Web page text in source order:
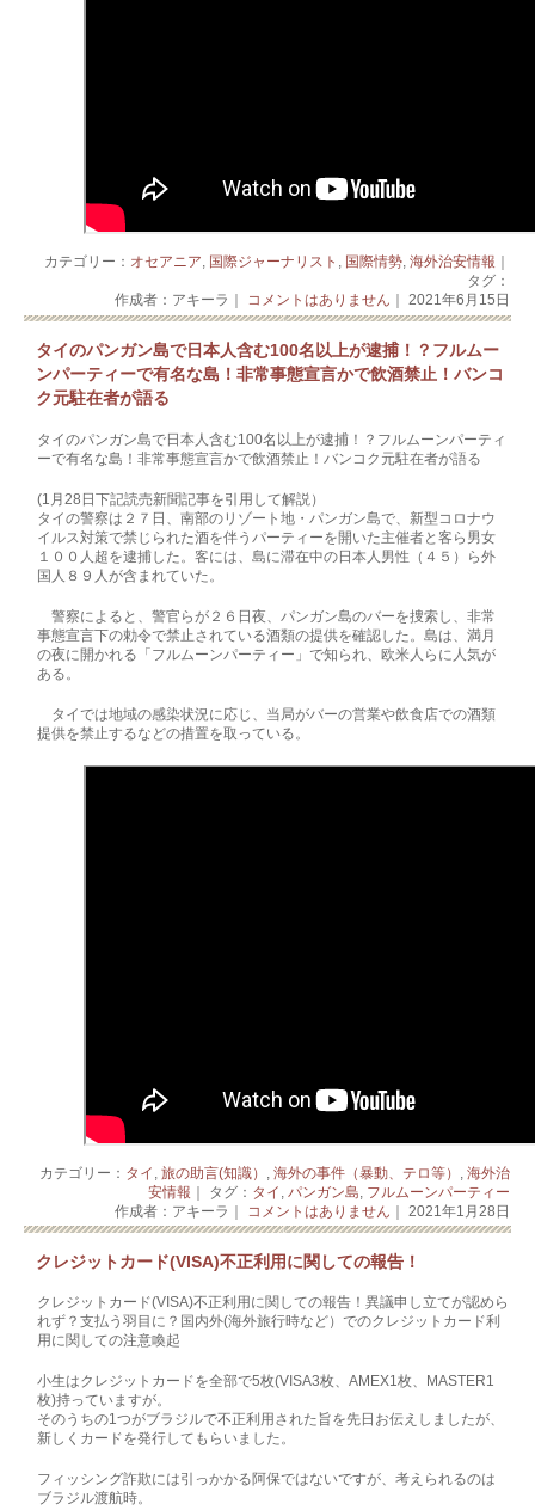
カテゴリー： オセアニア 国際ジャーナリスト 国際情勢, 海外治安情報 ｜
タグ：
作成者：アキーラ｜
コメントはありません ｜ 2021年6月15日
タイのパンガン島で日本人含む100名以上が逮捕！？フルムー
ンパーティーで有名な島！非常事態宣言かで飲酒禁止！バンコ
ク元駐在者が語る
タイのパンガン島で日本人含む100名以上が逮捕！？フルムーンパーティ
ーで有名な島！非常事態宣言かで飲酒禁止！バンコク元駐在者が語る
(1月28日下記読売新聞記事を引用して解説）
タイの警察は２７日、南部のリゾート地・パンガン島で、新型コロナウ
イルス対策で禁じられた酒を伴うパーティーを開いた主催者と客ら男女
１００人超を逮捕した。客には、島に滞在中の日本人男性（４５）ら外
国人８９人が含まれていた。
警察によると、警官らが２６日夜、パンガン島のバーを捜索し、非常
事態宣言下の勅令で禁止されている酒類の提供を確認した。島は、満月
の夜に開かれる「フルムーンパーティー」で知られ、欧米人らに人気が
ある。
タイでは地域の感染状況に応じ、当局がバーの営業や飲食店での酒類
提供を禁止するなどの措置を取っている。
カテゴリー： タイ 旅の助言(知識） 海外の事件（暴動、テロ等）
海外治
安情報 ｜ タグ： タイ パンガン島 フルムーンパーティー
作成者：アキーラ｜
コメントはありません ｜ 2021年1月28日
クレジットカード(VISA)不正利用に関しての報告！
クレジットカード(VISA)不正利用に関しての報告！異議申し立てが認めら
れず？支払う羽目に？国内外(海外旅行時など）でのクレジットカード利
用に関しての注意喚起
小生はクレジットカードを全部で5枚(VISA3枚、AMEX1枚、MASTER1
枚)持っていますが。
そのうちの1つがブラジルで不正利用された旨を先日お伝えしましたが、
新しくカードを発行してもらいました。
フィッシング詐欺には引っかかる阿保ではないですが、考えられるのは
ブラジル渡航時。